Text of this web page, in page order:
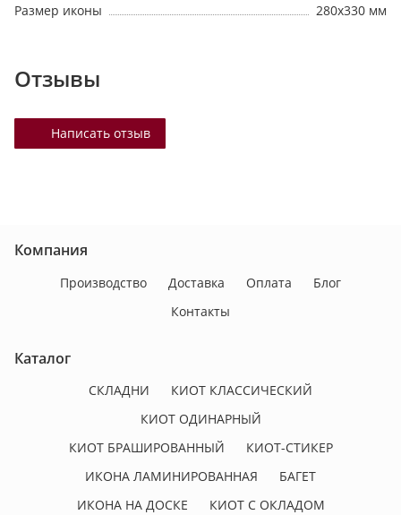
Размер иконы
280х330 мм
Отзывы
Написать отзыв
Компания
Производство Доставка Оплата
Блог
Контакты
Каталог
СКЛАДНИ
КИОТ КЛАССИЧЕСКИЙ
КИОТ ОДИНАРНЫЙ
КИОТ БРАШИРОВАННЫЙ
КИОТ-СТИКЕР
ИКОНА ЛАМИНИРОВАННАЯ
БАГЕТ
ИКОНА НА ДОСКЕ
КИОТ С ОКЛАДОМ